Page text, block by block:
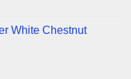
White Chestnut